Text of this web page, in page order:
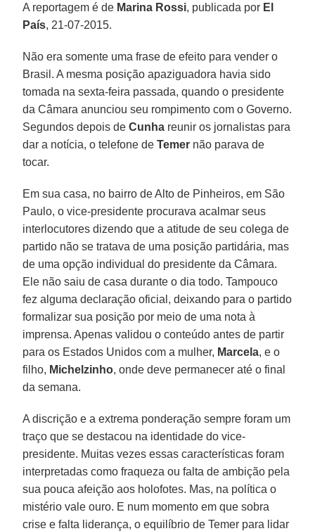
A reportagem é de Marina Rossi, publicada por El
País, 21-07-2015.
Não era somente uma frase de efeito para vender o
Brasil. A mesma posição apaziguadora havia sido
tomada na sexta-feira passada, quando o presidente
da Câmara anunciou seu rompimento com o Governo.
Segundos depois deCunha reunir os jornalistas para
dar a notícia, o telefone deTemer não parava de
tocar.
Em sua casa, no bairro de Alto de Pinheiros, em São
Paulo, o vice-presidente procurava acalmar seus
interlocutores dizendo que a atitude de seu colega de
partido não se tratava de uma posição partidária, mas
de uma opção individual do presidente da Câmara.
Ele não saiu de casa durante o dia todo. Tampouco
fez alguma declaração oficial, deixando para o partido
formalizar sua posição por meio de uma nota à
imprensa. Apenas validou o conteúdo antes de partir
para os Estados Unidos com a mulher, Marcela, e o
filho, Michelzinho, onde deve permanecer até o final
da semana.
A discrição e a extrema ponderação sempre foram um
traço que se destacou na identidade do vice-
presidente. Muitas vezes essas características foram
interpretadas como fraqueza ou falta de ambição pela
sua pouca afeição aos holofotes. Mas, na política o
mistério vale ouro. E num momento em que sobra
crise e falta liderança, o equilíbrio de Temer para lidar